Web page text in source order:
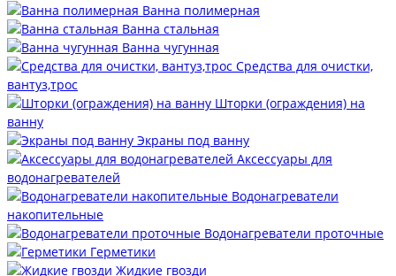
Ванна полимерная
Ванна стальная
Ванна чугунная
Средства для очистки,
вантуз,трос
Шторки (ограждения) на
ванну
Экраны под ванну
Аксессуары для
водонагревателей
Водонагреватели
накопительные
Водонагреватели проточные
Герметики
Жидкие гвозди